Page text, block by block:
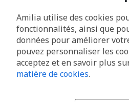
Amilia utilise des cookies
fonctionnalités, ainsi que
données pour améliorer
pouvez personnaliser les
acceptez et en savoir plus
matière de cookies.